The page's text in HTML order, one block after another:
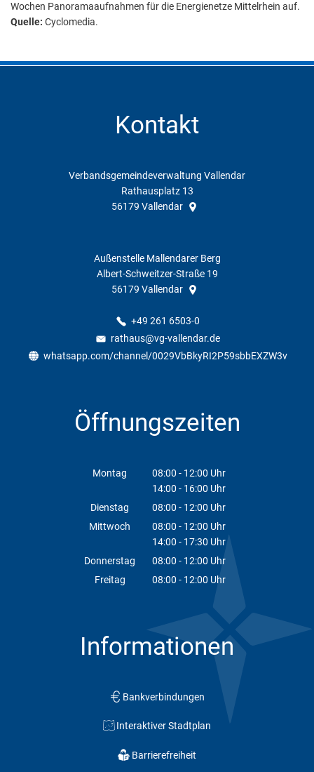
Wochen Panoramaaufnahmen für die Energienetze Mittelrhein auf.
Quelle: Cyclomedia.
Kontakt
Verbandsgemeindeverwaltung Vallendar
Rathausplatz 13
56179 Vallendar
Außenstelle Mallendarer Berg
Albert-Schweitzer-Straße 19
56179 Vallendar
+49 261 6503-0
rathaus@vg-vallendar.de
whatsapp.com/channel/0029VbBkyRI2P59sbbEXZW3v
Öffnungszeiten
Montag 08:00 - 12:00 Uhr
Von 08:00 bis 12:00 Uhr
14:00 - 16:00 Uhr
Von 14:00 bis 16:00 Uhr
Dienstag 08:00 - 12:00 Uhr
Von 08:00 bis 12:00 Uhr
Mittwoch 08:00 - 12:00 Uhr
Von 08:00 bis 12:00 Uhr
14:00 - 17:30 Uhr
Von 14:00 bis 17:30 Uhr
Donnerstag 08:00 - 12:00 Uhr
Von 08:00 bis 12:00 Uhr
Freitag 08:00 - 12:00 Uhr
Von 08:00 bis 12:00 Uhr
Informationen
Bankverbindungen
Interaktiver Stadtplan
Barrierefreiheit